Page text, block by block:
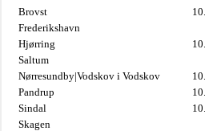
Brovst
Frederikshavn
Hjørring
Saltum
Nørresundby|Vodskov i Vodskov
Pandrup
Sindal
Skagen